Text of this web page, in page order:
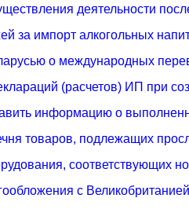
деятельности
за импорт алкогольных
о международных
(расчетов) ИП при
информацию о
товаров, подлежащих
соответствующих
с Великобританией